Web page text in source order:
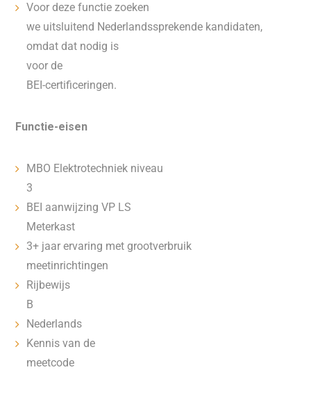
Voor deze functie zoeken
we uitsluitend Nederlandssprekende kandidaten,
omdat dat nodig is
voor de
BEI-certificeringen.
Functie-eisen
MBO Elektrotechniek niveau
3
BEI aanwijzing VP LS
Meterkast
3+ jaar ervaring met grootverbruik
meetinrichtingen
Rijbewijs
B
Nederlands
Kennis van de
meetcode